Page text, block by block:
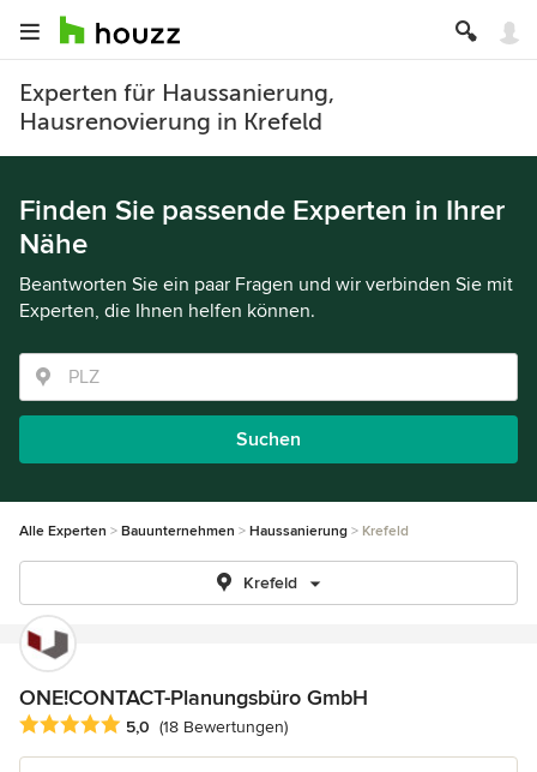
Experten für Haussanierung,
Hausrenovierung in Krefeld
Finden Sie passende Experten in Ihrer
Nähe
Beantworten Sie ein paar Fragen und wir verbinden Sie mit
Experten, die Ihnen helfen können.
Suchen
Alle Experten Bauunternehmen Haussanierung Krefeld
Krefeld
ONE!CONTACT-Planungsbüro GmbH
Durchschnittliche Bewertung: 5 von 5 Sternen
5,0 (18 Bewertungen)